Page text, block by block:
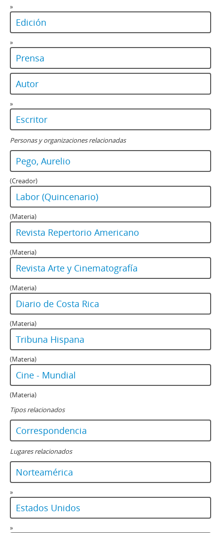
»
Edición
»
Prensa
Autor
»
Escritor
Personas y organizaciones relacionadas
Pego, Aurelio
(Creador)
Labor (Quincenario)
(Materia)
Revista Repertorio Americano
(Materia)
Revista Arte y Cinematografía
(Materia)
Diario de Costa Rica
(Materia)
Tribuna Hispana
(Materia)
Cine - Mundial
(Materia)
Tipos relacionados
Correspondencia
Lugares relacionados
Norteamérica
»
Estados Unidos
»